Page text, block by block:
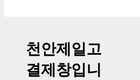
천안제일고
결제창입니